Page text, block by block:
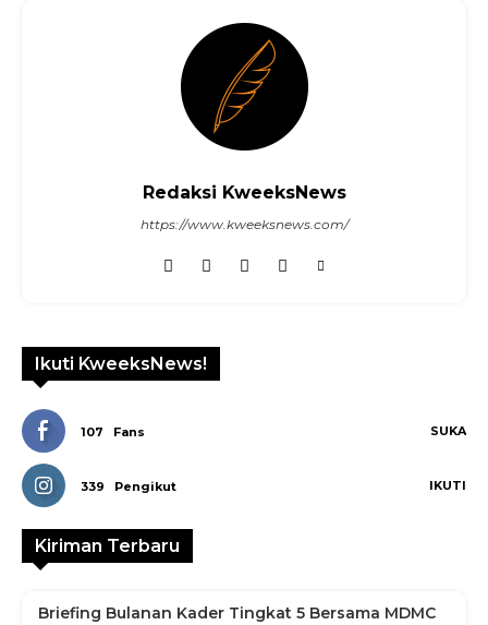
Redaksi KweeksNews
https://www.kweeksnews.com/
Ikuti KweeksNews!
107 Fans SUKA
339 Pengikut IKUTI
Kiriman Terbaru
Briefing Bulanan Kader Tingkat 5 Bersama MDMC